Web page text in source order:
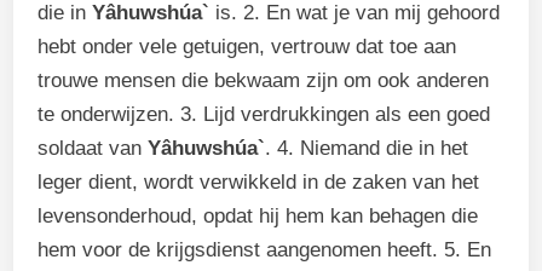
die inYâhuwshúa` is. 2. En wat je van mij gehoord
hebt onder vele getuigen, vertrouw dat toe aan
trouwe mensen die bekwaam zijn om ook anderen
te onderwijzen. 3. Lijd verdrukkingen als een goed
soldaat vanYâhuwshúa`. 4. Niemand die in het
leger dient, wordt verwikkeld in de zaken van het
levensonderhoud, opdat hij hem kan behagen die
hem voor de krijgsdienst aangenomen heeft. 5. En